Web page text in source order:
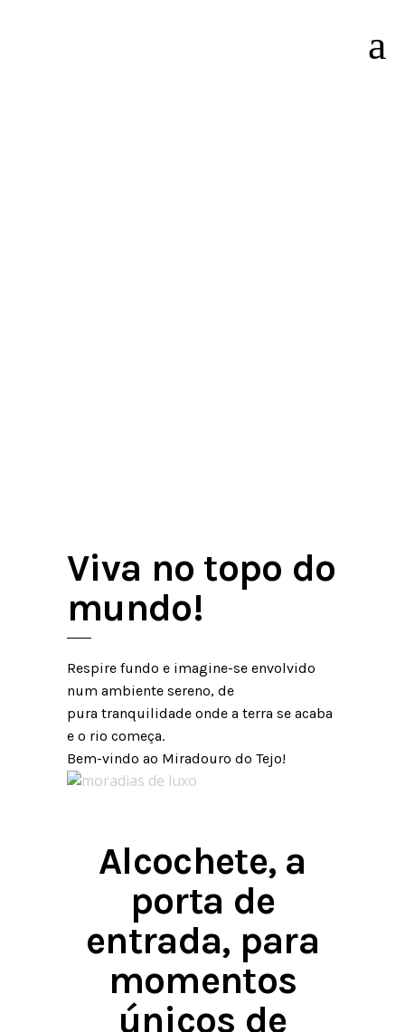
Viva no topo do
mundo!
Respire fundo e imagine-se envolvido
num ambiente sereno, de
pura tranquilidade onde a terra se acaba
e o rio começa.
Bem-vindo ao Miradouro do Tejo!
Alcochete, a
porta de
entrada, para
momentos
únicos de